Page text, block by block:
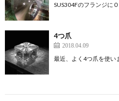
SUS304Fのフランジに
4つ爪
2018.04.09
最近、よく4つ爪を使い